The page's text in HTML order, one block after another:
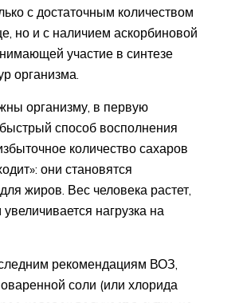
с достаточным количеством
но и с наличием аскорбиновой
участие в синтезе
организма.
организму, в первую
способ восполнения
количество сахаров
они становятся
жиров. Вес человека растет,
нагрузка на
рекомендациям ВОЗ,
соли (или хлорида